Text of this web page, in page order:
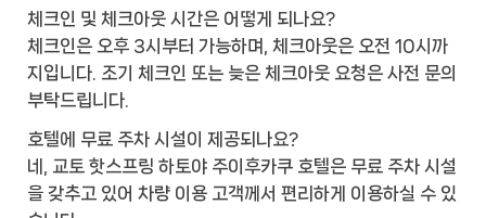
체크인 및 체크아웃 시간은 어떻게 되나요?
체크인은 오후 3시부터 가능하며, 체크아웃은 오전 10시까
지입니다. 조기 체크인 또는 늦은 체크아웃 요청은 사전 문의
부탁드립니다.
호텔에 무료 주차 시설이 제공되나요?
네, 교토 핫스프링 하토야 주이후카쿠 호텔은 무료 주차 시설
을 갖추고 있어 차량 이용 고객께서 편리하게 이용하실 수 있